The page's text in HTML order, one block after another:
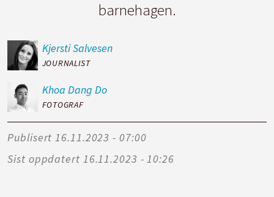
barnehagen.
KjerstiSalvesen
JOURNALIST
Khoa Dang Do
FOTOGRAF
Publisert
16.11.2023 - 07:00
Sist oppdatert
16.11.2023 - 10:26